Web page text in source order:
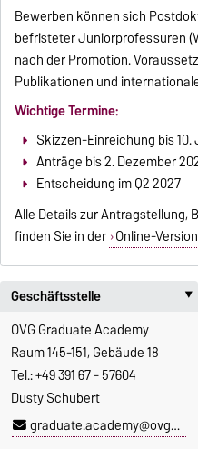
Bewerben können sich
befristeter Juniorprofessuren
nach der Promotion.
Publikationen und
Wichtige Termine:
Skizzen-Einreichung bis
Anträge bis 2. Dezember
Entscheidung im Q2 2027
Alle Details zur Antragstellung,
finden Sie in der Online-
Geschäftsstelle
OVG Graduate Academy
Raum 145-151, Gebäude 18
Tel.: +49 391 67 - 57604
Dusty Schubert
graduate.academy@ovgu.de